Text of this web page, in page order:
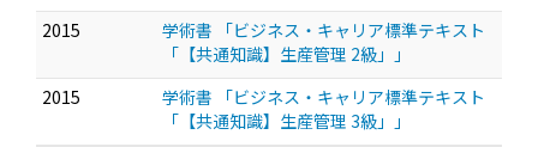
2015
学術書 「ビジネス・キャリア標準テキスト
「【共通知識】生産管理 2級」」
2015
学術書 「ビジネス・キャリア標準テキスト
「【共通知識】生産管理 3級」」